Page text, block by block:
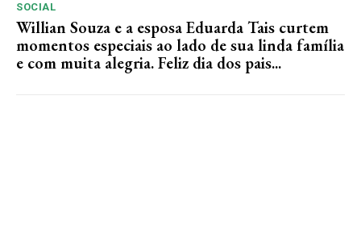
SOCIAL
Willian Souza e a esposa Eduarda Tais curtem
momentos especiais ao lado de sua linda família
e com muita alegria. Feliz dia dos pais...